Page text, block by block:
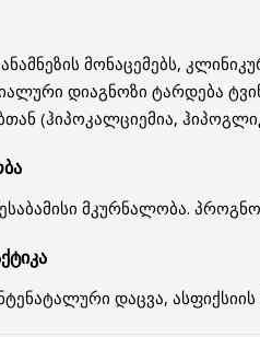
მონაცემებს,
დიაგნოზი ტარდება
(ჰიპოკალციემია,
მკურნალობა.
დაცვა,